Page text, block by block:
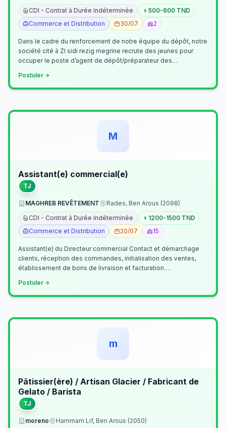
CDI - Contrat à Durée Indéterminée
500-600 TND
Commerce et Distribution
30/07 2
Dans le cadre du renforcement de notre équipe du dépôt, notre
société cité à ZI sidi rezig megrine recrute des jeunes pour
occuper le poste d’agent de dépôt/préparateur des
Postuler
M
Assistant(e) commercial(e)
TJ
MAGHREB REVÊTEMENT
Rades, Ben Arous (2098)
CDI - Contrat à Durée Indéterminée
1200-1500 TND
Commerce et Distribution
20/07 15
Assistant(e) du Directeur commercial Contact et démarchage
clients, réception des commandes, initialisation des ventes,
établissement de bons de livraison et facturation.
Postuler
m
Pâtissier(ère) / Artisan Glacier / Fabricant de
Gelato / Barista
TJ
moreno
Hammam Lif, Ben Arous (2050)